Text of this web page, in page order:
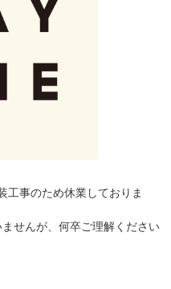
工事のため休業しておりま
せんが、何卒ご理解ください